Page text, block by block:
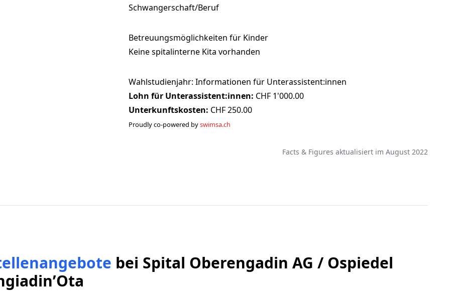
Schwangerschaft/Beruf
Betreuungsmöglichkeiten für Kinder
Keine spitalinterne Kita vorhanden
Wahlstudienjahr: Informationen für Unterassistent:innen
Lohn für Unterassistent:innen: CHF 1'000.00
Unterkunftskosten: CHF 250.00
Proudly co-powered byswimsa.ch
Facts & Figures aktualisiert im August 2022
bei Spital Oberengadin AG / Ospiedel